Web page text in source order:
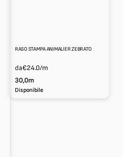
RASO STAMPA ANIMALIER ZEBRATO
da€24.0/m
30,0m
Disponibile